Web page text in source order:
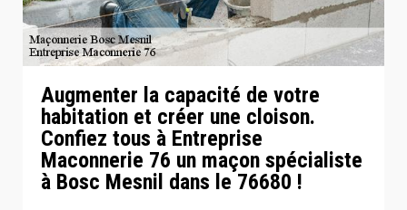
Augmenter la capacité de votre
habitation et créer une cloison.
Confiez tous à Entreprise
Maconnerie 76 un maçon spécialiste
à Bosc Mesnil dans le 76680 !